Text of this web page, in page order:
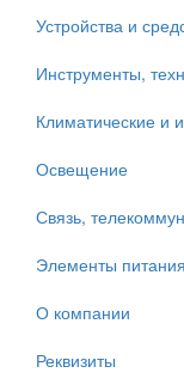
Устройства и
Инструменты,
Климатические и
Освещение
Связь,
Элементы питания
О компании
Реквизиты